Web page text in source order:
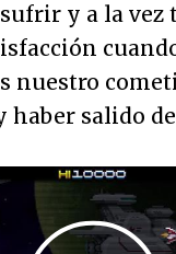
y a la vez
nuestro
haber salido